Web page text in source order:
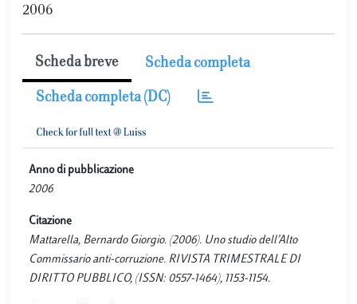
2006
Scheda breve Scheda completa
Scheda completa (DC)
Anno di pubblicazione
2006
Citazione
Mattarella, Bernardo Giorgio. (2006). Uno studio dell’Alto
Commissario anti-corruzione. RIVISTA TRIMESTRALE DI
DIRITTO PUBBLICO, (ISSN: 0557-1464), 1153-1154.